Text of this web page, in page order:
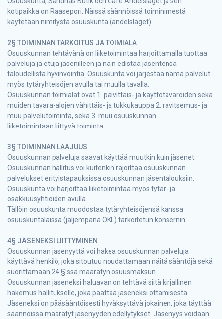
kotipaikka on Raasepori. Näissä säännöissä toiminimestä
käytetään nimitystä osuuskunta (andelslaget).
2§ TOIMINNAN TARKOITUS JA TOIMIALA
Osuuskunnan tehtävänä on liiketoimintaa harjoittamalla tuottaa
palveluja ja etuja jäsenilleen ja näin edistää jäsentensä
taloudellista hyvinvointia. Osuuskunta voi järjestää nämä palvelut
myös tytäryhteisöjen avulla tai muulla tavalla.
Osuuskunnan toimialat ovat 1. päivittäis- ja käyttötavaroiden sekä
muiden tavara-alojen vähittäis- ja tukkukauppa 2. ravitsemus- ja
muu palvelutoiminta, sekä 3. muu osuuskunnan
liiketoimintaan liittyvä toiminta.
3§ TOIMINNAN LAAJUUS
Osuuskunnan palveluja saavat käyttää muutkin kuin jäsenet.
Osuuskunnan hallitus voi kuitenkin rajoittaa osuuskunnan
palvelukset erityistapauksissa osuuskunnan jäsentalouksiin.
Osuuskunta voi harjoittaa liiketoimintaa myös tytär- ja
osakkuusyhtiöiden avulla.
Tällöin osuuskunta muodostaa tytäryhteisöjensä kanssa
osuuskuntalaissa (jäljempänä OKL) tarkoitetun konsernin.
4§ JÄSENEKSI LIITTYMINEN
Osuuskunnan jäsenyyttä voi hakea osuuskunnan palveluja
käyttävä henkilö, joka sitoutuu noudattamaan näitä sääntöjä sekä
suorittamaan 24 §:ssä määrätyn osuusmaksun.
Osuuskunnan jäseneksi haluavan on tehtävä siitä kirjallinen
hakemus hallitukselle, joka päättää jäseneksi ottamisesta.
Jäseneksi on pääsääntöisesti hyväksyttävä jokainen, joka täyttää
säännöissä määrätyt jäsenyyden edellytykset. Jäsenyys voidaan